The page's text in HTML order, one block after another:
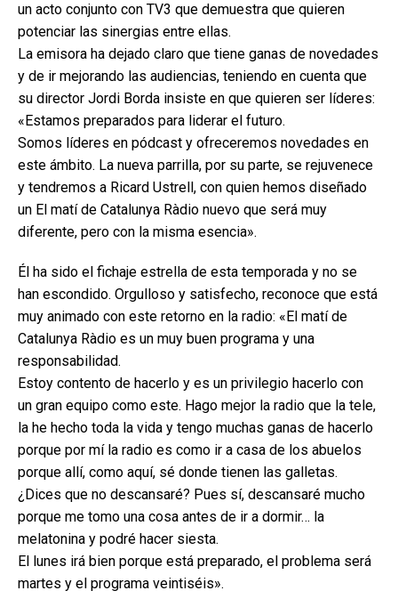
un acto conjunto con TV3 que demuestra que quieren
potenciar las sinergias entre ellas.
La emisora ha dejado claro que tiene ganas de novedades
y de ir mejorando las audiencias, teniendo en cuenta que
su director Jordi Borda insiste en que quieren ser líderes:
«Estamos preparados para liderar el futuro.
Somos líderes en pódcast y ofreceremos novedades en
este ámbito. La nueva parrilla, por su parte, se rejuvenece
y tendremos a Ricard Ustrell, con quien hemos diseñado
un El matí de Catalunya Ràdio nuevo que será muy
diferente, pero con la misma esencia».
Él ha sido el fichaje estrella de esta temporada y no se
han escondido. Orgulloso y satisfecho, reconoce que está
muy animado con este retorno en la radio: «El matí de
Catalunya Ràdio es un muy buen programa y una
responsabilidad.
Estoy contento de hacerlo y es un privilegio hacerlo con
un gran equipo como este. Hago mejor la radio que la tele,
la he hecho toda la vida y tengo muchas ganas de hacerlo
porque por mí la radio es como ir a casa de los abuelos
porque allí, como aquí, sé donde tienen las galletas.
¿Dices que no descansaré? Pues sí, descansaré mucho
porque me tomo una cosa antes de ir a dormir… la
melatonina y podré hacer siesta.
El lunes irá bien porque está preparado, el problema será
martes y el programa veintiséis».